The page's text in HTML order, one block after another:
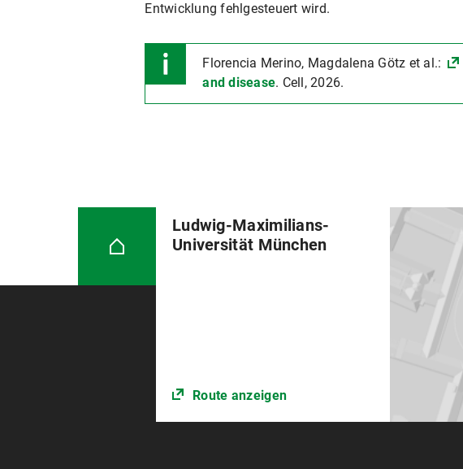
Entwicklung fehlgesteuert wird.
Florencia Merino, Magdalena Götz et al.:
and disease. Cell, 2026.
Ludwig-Maximilians-
Universität München
Route anzeigen